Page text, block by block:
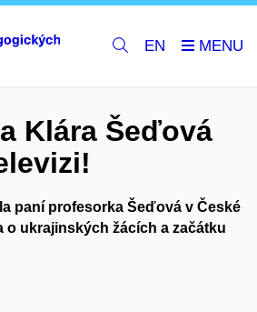
EN
Klára Šeďová
paní profesorka Šeďová v České
o ukrajinských žácích a začátku